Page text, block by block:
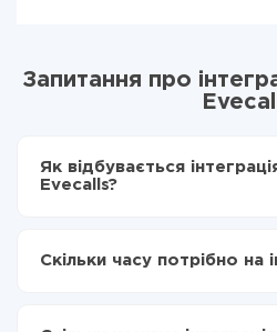
Запитання про
Як відбувається
Evecalls?
Вибираєте які дані
Тепер дані будуть
Скільки часу потрібно на